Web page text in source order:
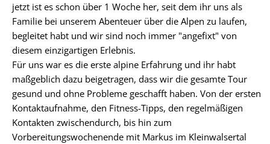
jetzt ist es schon über 1 Woche her, seit dem ihr uns als
Familie bei unserem Abenteuer über die Alpen zu laufen,
begleitet habt und wir sind noch immer "angefixt" von
diesem einzigartigen Erlebnis.
Für uns war es die erste alpine Erfahrung und ihr habt
maßgeblich dazu beigetragen, dass wir die gesamte Tour
gesund und ohne Probleme geschafft haben. Von der ersten
Kontaktaufnahme, den Fitness-Tipps, den regelmäßigen
Kontakten zwischendurch, bis hin zum
Vorbereitungswochenende mit Markus im Kleinwalsertal